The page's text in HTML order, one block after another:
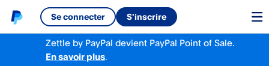
Se connecter S'inscrire
Zettle by PayPal devientPayPal Point of Sale.
En savoir plus.